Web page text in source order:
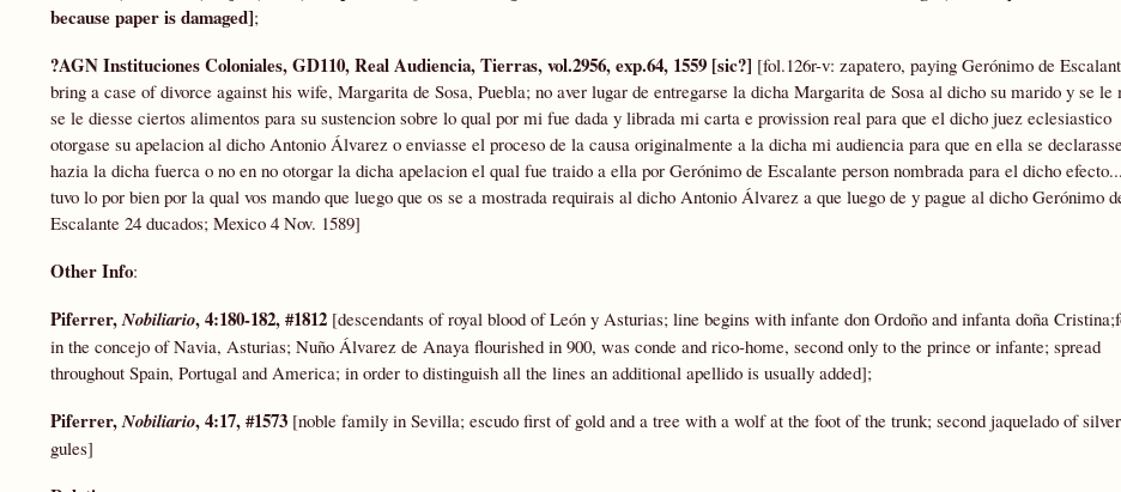
because paper is damaged];
?AGN Instituciones Coloniales, GD110, Real Audiencia, Tierras, vol.2956, exp.64, 1559 [sic?] [fol.126r-v: zapatero, paying Gerónimo de
bring a case of divorce against his wife, Margarita de Sosa, Puebla; no aver lugar de entregarse la dicha Margarita de Sosa al dicho su marido y se le
se le diesse ciertos alimentos para su sustencion sobre lo qual por mi fue dada y librada mi carta e provission real para que el dicho juez eclesiastico
otorgase su apelacion al dicho Antonio Álvarez o enviasse el proceso de la causa originalmente a la dicha mi audiencia para que en ella se
hazia la dicha fuerca o no en no otorgar la dicha apelacion el qual fue traido a ella por Gerónimo de Escalante person nombrada para el dicho
tuvo lo por bien por la qual vos mando que luego que os se a mostrada requirais al dicho Antonio Álvarez a que luego de y pague al dicho Gerónimo
Escalante 24 ducados; Mexico 4 Nov. 1589]
Other Info:
Piferrer,Nobiliario, 4:180-182, #1812 [descendants of royal blood of León y Asturias; line begins with infante don Ordoño and infanta doña
in the concejo of Navia, Asturias; Nuño Álvarez de Anaya flourished in 900, was conde and rico-home, second only to the prince or infante; spread
throughout Spain, Portugal and America; in order to distinguish all the lines an additional apellido is usually added];
Piferrer,Nobiliario, 4:17, #1573 [noble family in Sevilla; escudo first of gold and a tree with a wolf at the foot of the trunk; second jaquelado of
gules]